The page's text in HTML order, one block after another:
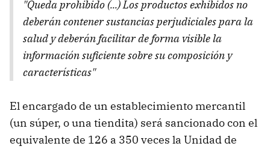
"Queda prohibido (...) Los productos exhibidos no
deberán contener sustancias perjudiciales para la
salud y deberán facilitar de forma visible la
información suficiente sobre su composición y
características"
El encargado de un establecimiento mercantil
(un súper, o una tiendita) será sancionado con el
equivalente de 126 a 350 veces la Unidad de